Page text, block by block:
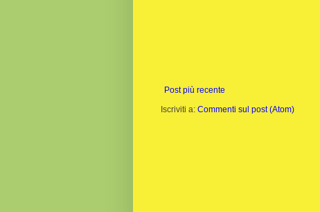
Post più recente
Iscriviti a: Commenti sul post (Atom)